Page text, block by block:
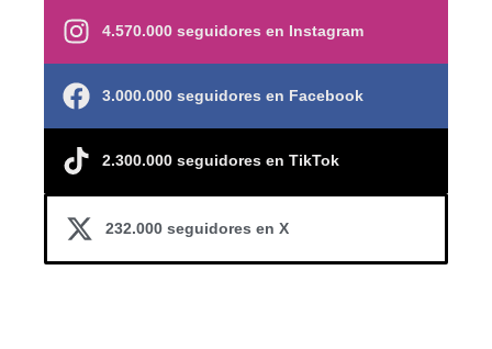
4.570.000 seguidores en Instagram
3.000.000 seguidores en Facebook
2.300.000 seguidores en TikTok
232.000 seguidores en X